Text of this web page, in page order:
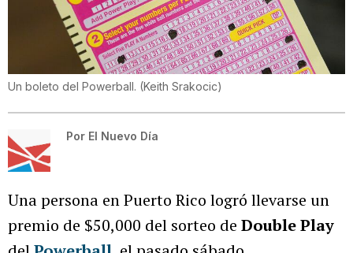
Un boleto del Powerball. (Keith Srakocic)
Por El Nuevo Día
Una persona en Puerto Rico logró llevarse un
premio de $50,000 del sorteo de Double Play